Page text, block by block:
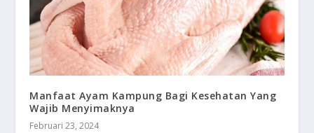
Manfaat Ayam Kampung Bagi Kesehatan Yang
Wajib Menyimaknya
Februari 23, 2024